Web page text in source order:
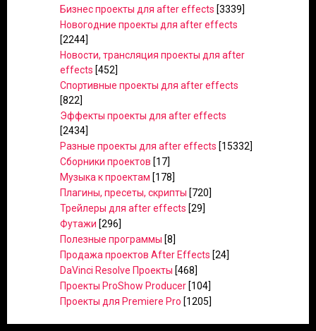
Бизнес проекты для after effects [3339]
Новогодние проекты для after effects
[2244]
Новости, трансляция проекты для after
effects [452]
Спортивные проекты для after effects
[822]
Эффекты проекты для after effects
[2434]
Разные проекты для after effects [15332]
Сборники проектов [17]
Музыка к проектам [178]
Плагины, пресеты, скрипты [720]
Трейлеры для after effects [29]
Футажи [296]
Полезные программы [8]
Продажа проектов After Effects [24]
DaVinci Resolve Проекты [468]
Проекты ProShow Producer [104]
Проекты для Premiere Pro [1205]